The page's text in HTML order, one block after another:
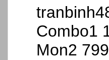
Combo1
Mon2